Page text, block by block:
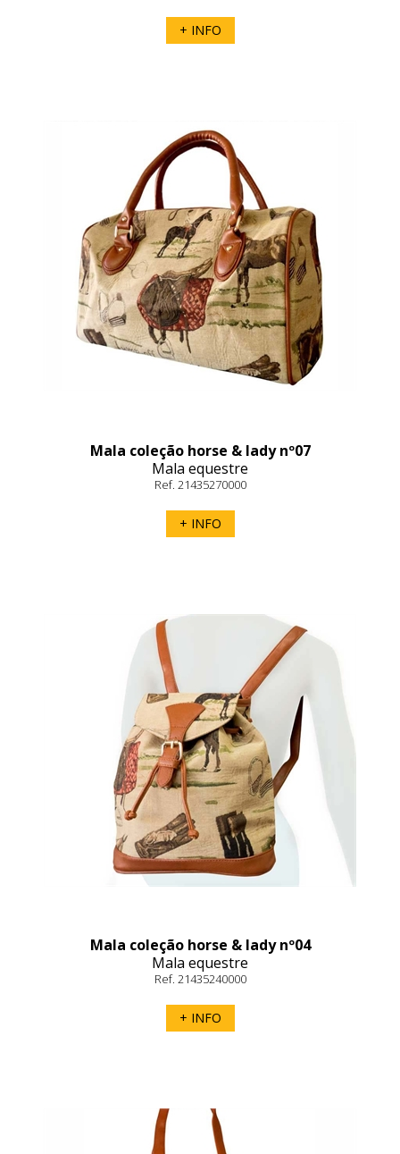
+ INFO
Mala coleção horse & lady nº07
Mala equestre
Ref. 21435270000
+ INFO
Mala coleção horse & lady nº04
Mala equestre
Ref. 21435240000
+ INFO